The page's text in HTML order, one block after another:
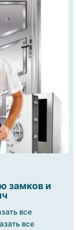
замков и
все
все